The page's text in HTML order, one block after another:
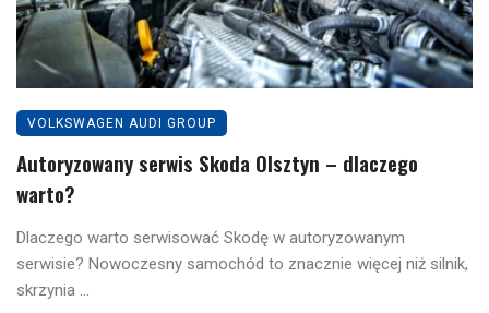
VOLKSWAGEN AUDI GROUP
Autoryzowany serwis Skoda Olsztyn – dlaczego
warto?
Dlaczego warto serwisować Skodę w autoryzowanym
serwisie? Nowoczesny samochód to znacznie więcej niż silnik,
skrzynia ...